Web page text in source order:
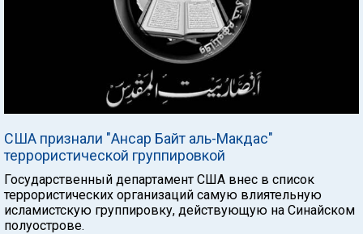
США признали "Ансар Байт аль-Макдас"
террористической группировкой
Государственный департамент США внес в список
террористических организаций самую влиятельную
исламистскую группировку, действующую на Синайском
полуострове.